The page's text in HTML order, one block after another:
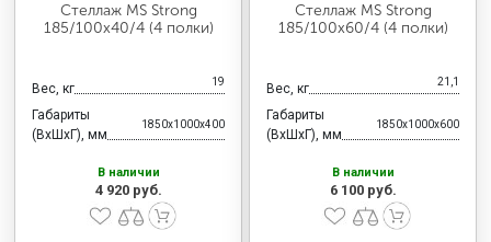
Стеллаж MS Strong
185/100х40/4 (4 полки)
Вес, кг 19
Габариты
(ВхШхГ), мм
1850x1000x400
В наличии
4 920 руб.
Стеллаж MS Strong
185/100х60/4 (4 полки)
Вес, кг 21,1
Габариты
(ВхШхГ), мм
1850x1000x600
В наличии
6 100 руб.